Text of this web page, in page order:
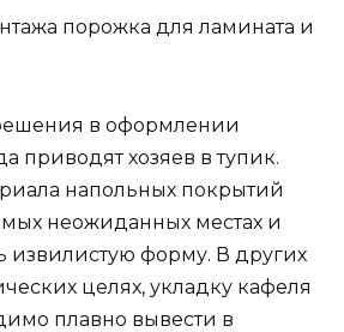
порожка для ламината и
в оформлении
приводят хозяев в тупик.
напольных покрытий
неожиданных местах и
извилистую форму. В других
целях, укладку кафеля
плавно вывести в